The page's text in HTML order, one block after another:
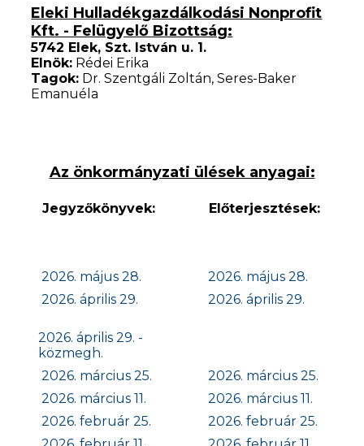
Eleki Hulladékgazdálkodási Nonprofit
Kft. - Felügyelő Bizottság:
5742 Elek, Szt. István u. 1.
Elnök: Rédei Erika
Tagok: Dr. Szentgáli Zoltán, Seres-Baker
Emanuéla
Az önkormányzati ülések anyagai:
Jegyzőkönyvek: Előterjesztések:
2026. május 28.
2026. május 28.
2026. április 29.
2026. április 29.
2026. április 29. -
közmegh.
2026. március 25.
2026. március 25.
2026. március 11.
2026. március 11.
2026. február 25.
2026. február 25.